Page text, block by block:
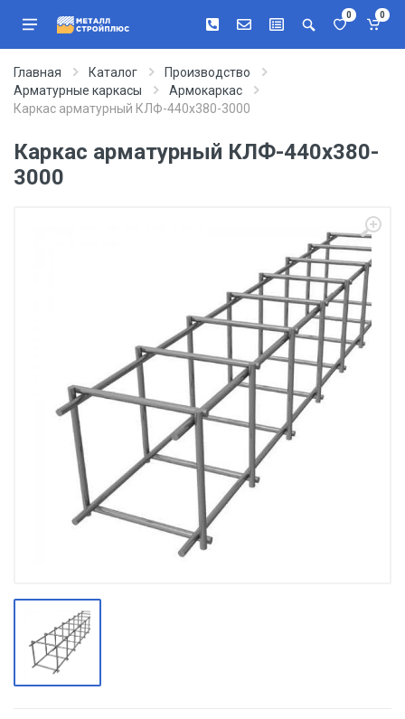
0 0
Главная Каталог
Производство
Арматурные каркасы
Армокаркас
Каркас арматурный КЛФ-440х380-3000
Каркас арматурный КЛФ-440х380-
3000